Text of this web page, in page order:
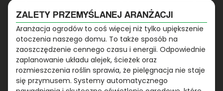
ZALETY PRZEMYŚLANEJ ARANŻACJI
Aranżacja ogrodów to coś więcej niż tylko upiększenie
otoczenia naszego domu. To także sposób na
zaoszczędzenie cennego czasu i energii. Odpowiednie
zaplanowanie układu alejek, ścieżek oraz
rozmieszczenia roślin sprawia, że pielęgnacja nie staje
się przymusem. Systemy automatycznego